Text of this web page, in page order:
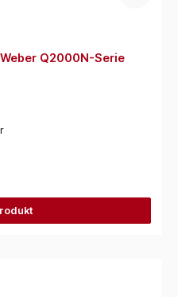
Q2000N-Serie